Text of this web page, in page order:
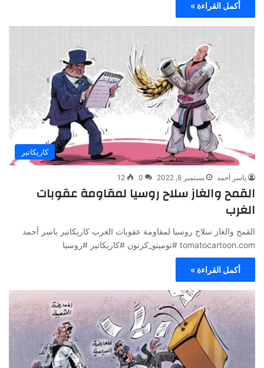
أكمل القراءة »
كاريكاتير
ياسر أحمد سبتمبر 8, 2022 0
12
القمح والغاز سلاح روسيا لمقاومة عقوبات
الغرب
القمح والغاز سلاح روسيا لمقاومة عقوبات الغرب كاريكاتير ياسر أحمد
tomatocartoon.com #توميتو_كرتون #كاريكاتير #روسيا
أكمل القراءة »